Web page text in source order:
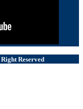
Reserved